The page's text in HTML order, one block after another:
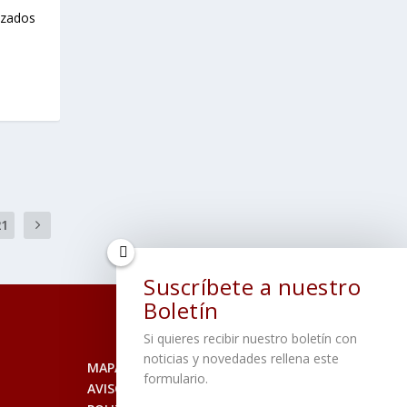
MAPA DEL SITIO
AVISO LEGAL
Suscríbete a nuestro
Boletín
Si quieres recibir nuestro boletín con
noticias y novedades rellena este
formulario.